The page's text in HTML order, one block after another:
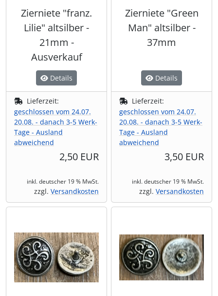
Zierniete "franz.
Lilie" altsilber -
21mm -
Ausverkauf
Details
Lieferzeit:
geschlossen vom 24.07.
20.08. - danach 3-5 Werk-
Tage - Ausland
abweichend
2,50 EUR
inkl. deutscher 19 % MwSt.
zzgl. Versandkosten
Zierniete "Green
Man" altsilber -
37mm
Details
Lieferzeit:
geschlossen vom 24.07.
20.08. - danach 3-5 Werk-
Tage - Ausland
abweichend
3,50 EUR
inkl. deutscher 19 % MwSt.
zzgl. Versandkosten